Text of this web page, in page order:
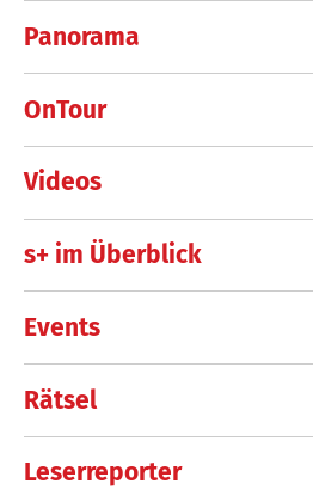
Panorama
OnTour
Videos
s+ im Überblick
Events
Rätsel
Leserreporter